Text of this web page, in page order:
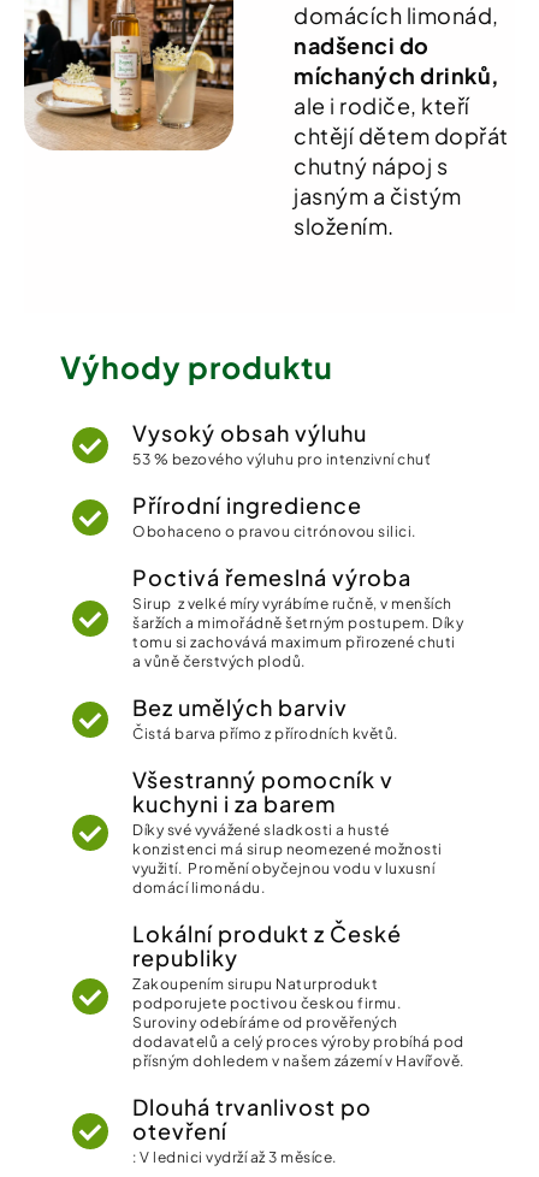
domácích limonád,
nadšenci do
míchaných drinků,
ale i rodiče, kteří
chtějí dětem dopřát
chutný nápoj s
jasným a čistým
složením.
Výhody produktu
Vysoký obsah výluhu
53 % bezového výluhu pro intenzivní chuť
Přírodní ingredience
Obohaceno o pravou citrónovou silici.
Poctivá řemeslná výroba
Sirup z velké míry vyrábíme ručně, v menších
šaržích a mimořádně šetrným postupem. Díky
tomu si zachovává maximum přirozené chuti
a vůně čerstvých plodů.
Bez umělých barviv
Čistá barva přímo z přírodních květů.
Všestranný pomocník v
kuchyni i za barem
Díky své vyvážené sladkosti a husté
konzistenci má sirup neomezené možnosti
využití. Promění obyčejnou vodu v luxusní
domácí limonádu.
Lokální produkt z České
republiky
Zakoupením sirupu Naturprodukt
podporujete poctivou českou firmu.
Suroviny odebíráme od prověřených
dodavatelů a celý proces výroby probíhá pod
přísným dohledem v našem zázemí v Havířově.
Dlouhá trvanlivost po
otevření
: V lednici vydrží až 3 měsíce.